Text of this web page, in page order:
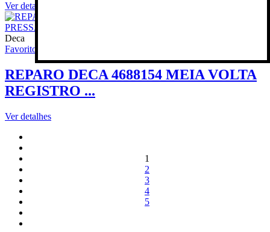
Ver detalhes
Deca
Favoritos
REPARO DECA 4688154 MEIA VOLTA
REGISTRO ...
Ver detalhes
1
2
3
4
5